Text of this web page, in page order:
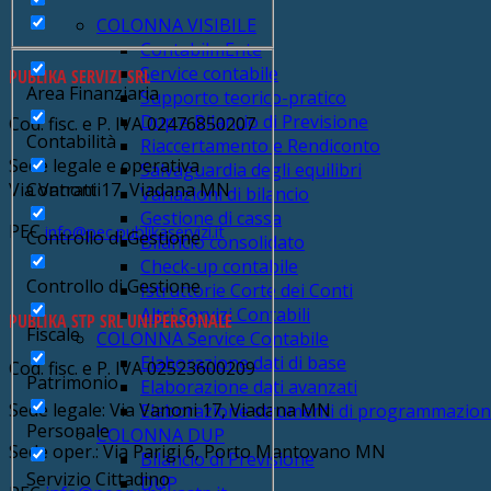
COLONNA VISIBILE
ContabilmEnte
Service contabile
Supporto teorico-pratico
Dup e Bilancio di Previsione
Riaccertamento e Rendiconto
Salvaguardia degli equilibri
Variazioni di bilancio
Gestione di cassa
Bilancio consolidato
Check-up contabile
Istruttorie Corte dei Conti
Altri Servizi Contabili
COLONNA Service Contabile
Elaborazione dati di base
Elaborazione dati avanzati
Elaborazione strumenti di
COLONNA DUP
Bilancio di Previsione
DUP
Area Finanziaria
Contabilità
Contratti
Controllo di Gestione
Controllo di Gestione
Fiscale
Patrimonio
Personale
Servizio Cittadino
PUBLIKA SERVIZI SRL
Cod. fisc. e P. IVA 02476850207
Sede legale e operativa
Via Vanoni 17, Viadana MN
PECinfo@pec.publikaservizi.it
PUBLIKA STP SRL UNIPERSONALE
Cod. fisc. e P. IVA 02523600209
Sede legale: Via Vanoni 17, Viadana MN
Sede oper.: Via Parigi 6, Porto Mantovano MN